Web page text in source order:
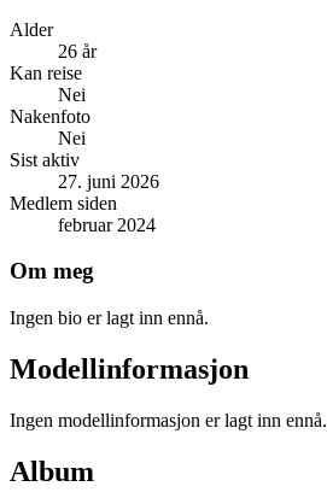
Alder
26 år
Kan reise
Nei
Nakenfoto
Nei
Sist aktiv
27. juni 2026
Medlem siden
februar 2024
Om meg
Ingen bio er lagt inn ennå.
Modellinformasjon
Ingen modellinformasjon er lagt inn ennå.
Album